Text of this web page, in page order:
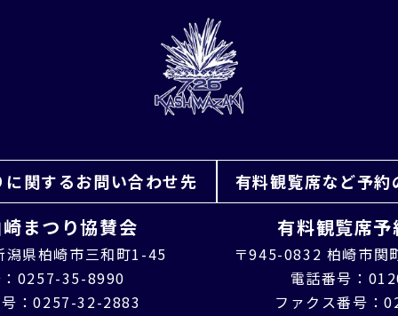
に関するお問い合わせ先
まつり協賛会
県柏崎市三和町1-45
0257-35-8990
：0257-32-2883
有料観覧席など予約
有料観覧席
〒945-0832 柏崎市関
電話番号：
ファクス番号：